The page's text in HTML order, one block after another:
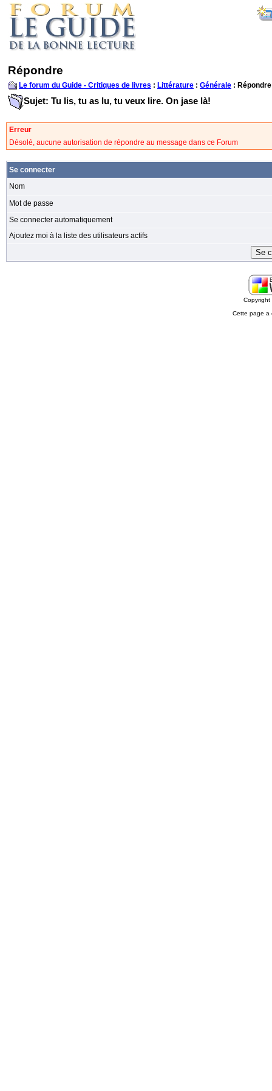
Répondre
Le forum du Guide - Critiques de livres : Littérature : Générale : Répondre
Sujet: Tu lis, tu as lu, tu veux lire. On jase là!
Erreur
Désolé, aucune autorisation de répondre au message dans ce Forum
Se connecter
Nom
Mot de passe
Se connecter automatiquement
Ajoutez moi à la liste des utilisateurs actifs
Cette page a